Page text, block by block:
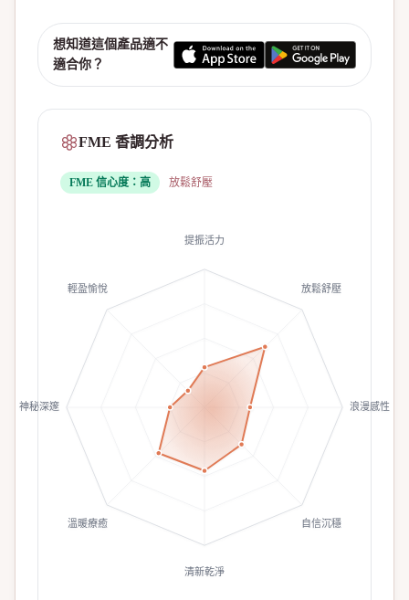
想知道這個產品適不
適合你？
FME 香調分析
FME 信心度： 高 放鬆舒壓
提振活力
放鬆舒壓
浪漫感性
自信沉穩
清新乾淨
溫暖療癒
神秘深邃
輕盈愉悅